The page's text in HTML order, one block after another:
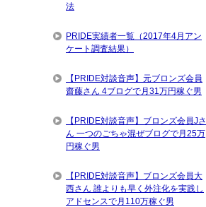
法
PRIDE実績者一覧（2017年4月アン
ケート調査結果）
【PRIDE対談音声】元ブロンズ会員
齋藤さん 4ブログで月31万円稼ぐ男
【PRIDE対談音声】ブロンズ会員Jさ
ん 一つのごちゃ混ぜブログで月25万
円稼ぐ男
【PRIDE対談音声】ブロンズ会員大
西さん 誰よりも早く外注化を実践し
アドセンスで月110万稼ぐ男